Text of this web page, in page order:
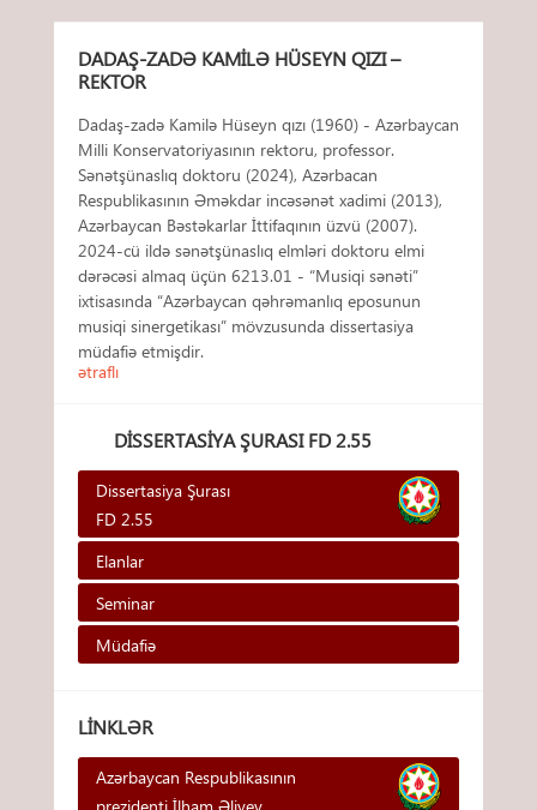
DADAŞ-ZADƏ KAMILƏ HÜSEYN QIZI –
REKTOR
Dadaş-zadə Kamilə Hüseyn qızı (1960) - Azərbaycan
Milli Konservatoriyasının rektoru, professor.
Sənətşünaslıq doktoru (2024), Azərbacan
Respublikasının Əməkdar incəsənət xadimi (2013),
Azərbaycan Bəstəkarlar İttifaqının üzvü (2007).
2024-cü ildə sənətşünaslıq elmləri doktoru elmi
dərəcəsi almaq üçün 6213.01 - “Musiqi sənəti”
ixtisasında “Azərbaycan qəhrəmanlıq eposunun
musiqi sinergetikası” mövzusunda dissertasiya
müdafiə etmişdir.
ətraflı
DISSERTASIYA ŞURASI FD 2.55
Dissertasiya Şurası
FD 2.55
Elanlar
Seminar
Müdafiə
LINKLƏR
Azərbaycan Respublikasının